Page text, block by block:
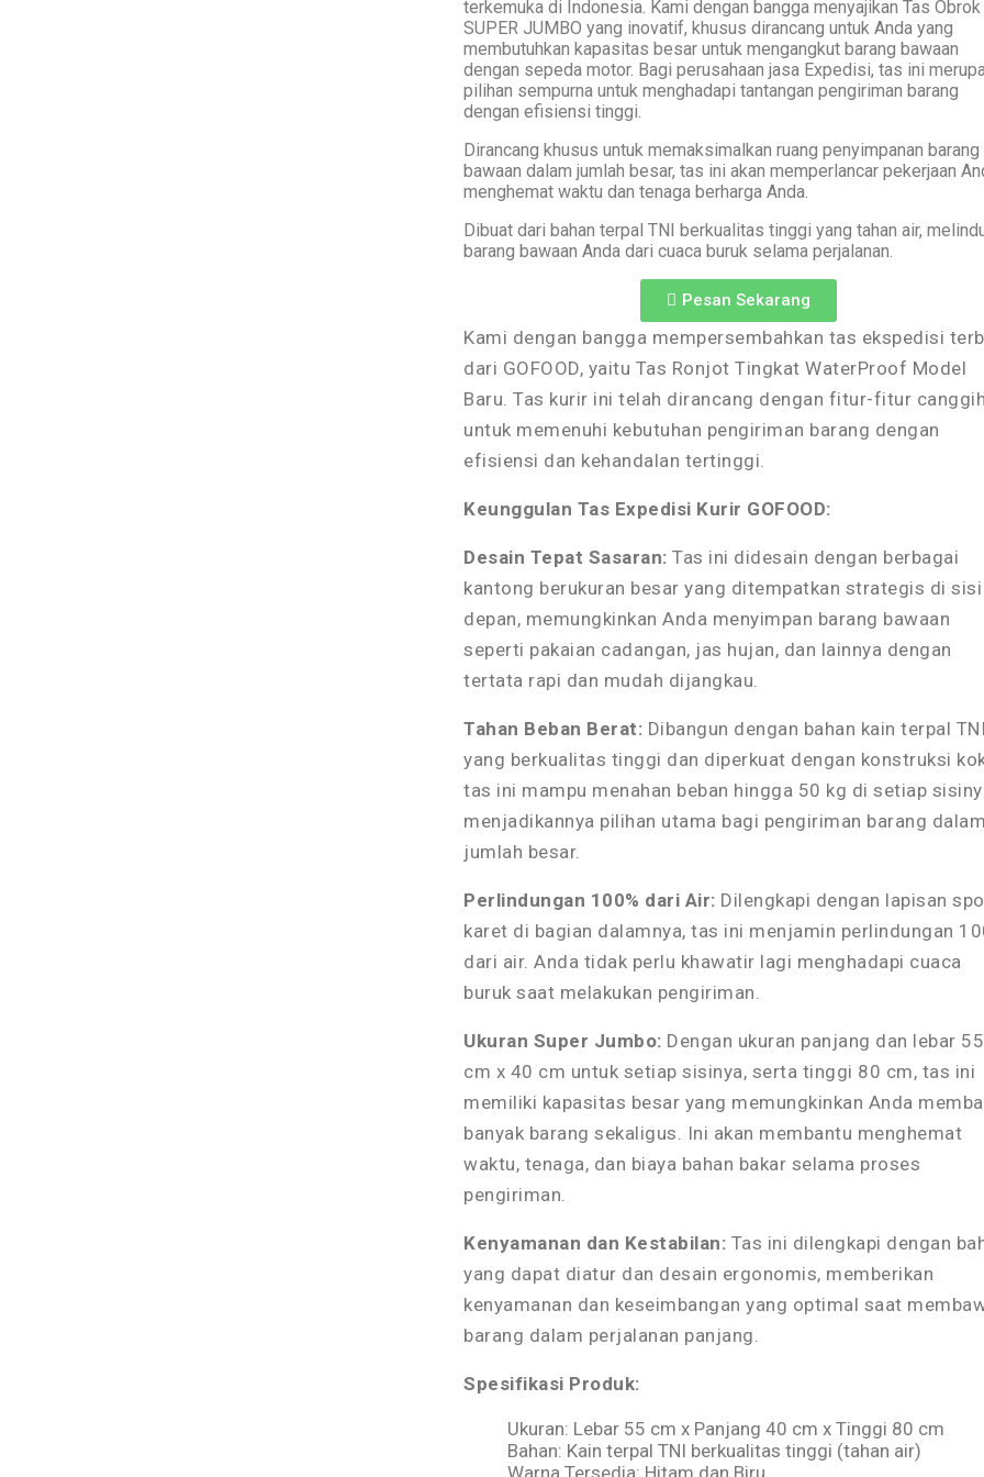
terkemuka di Indonesia. Kami dengan bangga menyajikan Tas Obrok
SUPER JUMBO yang inovatif, khusus dirancang untuk Anda yang
membutuhkan kapasitas besar untuk mengangkut barang bawaan
dengan sepeda motor. Bagi perusahaan jasa Expedisi, tas ini
pilihan sempurna untuk menghadapi tantangan pengiriman barang
dengan efisiensi tinggi.
Dirancang khusus untuk memaksimalkan ruang penyimpanan barang
bawaan dalam jumlah besar, tas ini akan memperlancar pekerjaan
menghemat waktu dan tenaga berharga Anda.
Dibuat dari bahan terpal TNI berkualitas tinggi yang tahan air,
barang bawaan Anda dari cuaca buruk selama perjalanan.
Pesan Sekarang
Kami dengan bangga mempersembahkan tas ekspedisi
dari GOFOOD, yaitu Tas Ronjot Tingkat WaterProof Model
Baru. Tas kurir ini telah dirancang dengan fitur-fitur canggih
untuk memenuhi kebutuhan pengiriman barang dengan
efisiensi dan kehandalan tertinggi.
Keunggulan Tas Expedisi Kurir GOFOOD:
Desain Tepat Sasaran: Tas ini didesain dengan berbagai
kantong berukuran besar yang ditempatkan strategis di sisi
depan, memungkinkan Anda menyimpan barang bawaan
seperti pakaian cadangan, jas hujan, dan lainnya dengan
tertata rapi dan mudah dijangkau.
Tahan Beban Berat: Dibangun dengan bahan kain terpal TNI
yang berkualitas tinggi dan diperkuat dengan konstruksi
tas ini mampu menahan beban hingga 50 kg di setiap
menjadikannya pilihan utama bagi pengiriman barang dalam
jumlah besar.
Perlindungan 100% dari Air: Dilengkapi dengan lapisan
karet di bagian dalamnya, tas ini menjamin perlindungan
dari air. Anda tidak perlu khawatir lagi menghadapi cuaca
buruk saat melakukan pengiriman.
Ukuran Super Jumbo: Dengan ukuran panjang dan lebar 55
cm x 40 cm untuk setiap sisinya, serta tinggi 80 cm, tas ini
memiliki kapasitas besar yang memungkinkan Anda
banyak barang sekaligus. Ini akan membantu menghemat
waktu, tenaga, dan biaya bahan bakar selama proses
pengiriman.
Kenyamanan dan Kestabilan: Tas ini dilengkapi dengan
yang dapat diatur dan desain ergonomis, memberikan
kenyamanan dan keseimbangan yang optimal saat
barang dalam perjalanan panjang.
Spesifikasi Produk:
Ukuran: Lebar 55 cm x Panjang 40 cm x Tinggi 80 cm
Bahan: Kain terpal TNI berkualitas tinggi (tahan air)
Warna Tersedia: Hitam dan Biru